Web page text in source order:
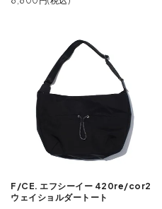
F/CE. エフシーイー 420re/cor2
ウェイショルダートート